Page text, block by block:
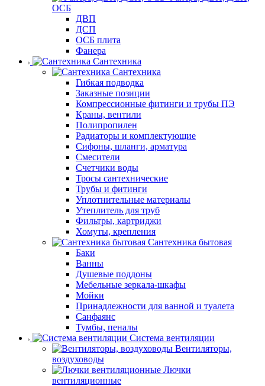
ОСБ
ДВП
ДСП
ОСБ плита
Фанера
Сантехника
Сантехника
Гибкая подводка
Заказные позиции
Компрессионные фитинги и трубы ПЭ
Краны, вентили
Полипропилен
Радиаторы и комплектующие
Сифоны, шланги, арматура
Смесители
Счетчики воды
Тросы сантехнические
Трубы и фитинги
Уплотнительные материалы
Утеплитель для труб
Фильтры, картриджи
Хомуты, крепления
Сантехника бытовая
Баки
Ванны
Душевые поддоны
Мебельные зеркала-шкафы
Мойки
Принадлежности для ванной и туалета
Санфаянс
Тумбы, пеналы
Система вентиляции
Вентиляторы,
воздуховоды
Лючки
вентиляционные